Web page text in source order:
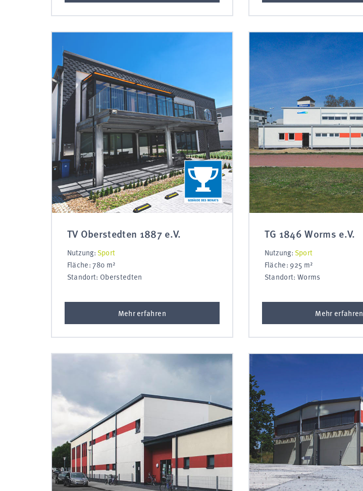
TV Oberstedten 1887 e.V.
Nutzung: Sport
Fläche: 780 m²
Standort: Oberstedten
Mehr erfahren
TG 1846 Worms e.V.
Nutzung: Sport
Fläche: 925 m²
Standort: Worms
Mehr erfahren